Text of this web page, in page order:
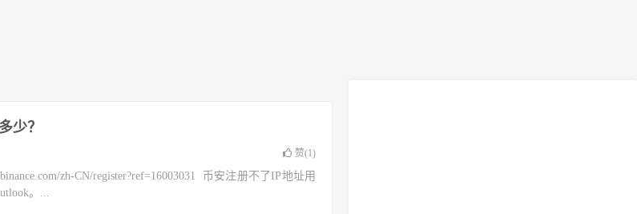
少？
赞(1)
zh-CN/register?ref=16003031 币安注册不了IP地址用
。...